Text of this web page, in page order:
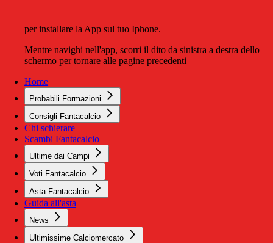
per installare la App sul tuo Iphone.
Mentre navighi nell'app, scorri il dito da sinistra a destra dello
schermo per tornare alle pagine precedenti
Home
Probabili Formazioni
Consigli Fantacalcio
Chi schierare
Scambi Fantacalcio
Ultime dai Campi
Voti Fantacalcio
Asta Fantacalcio
Guida all'asta
News
Ultimissime Calciomercato